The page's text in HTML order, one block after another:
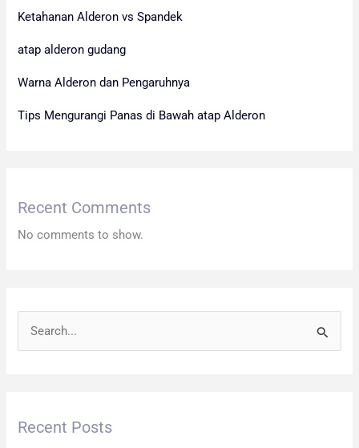
Ketahanan Alderon vs Spandek
atap alderon gudang
Warna Alderon dan Pengaruhnya
Tips Mengurangi Panas di Bawah atap Alderon
Recent Comments
No comments to show.
c
Recent Posts